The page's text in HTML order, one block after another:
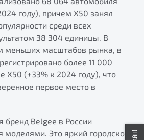
году), причем X50 занял
среди всех
38 304 единицы. В
меньших масштабов рынка, в
более 11 000
X50 (+33% к 2024 году), что
первое место в
бренд Belgee в России
моделями. Это яркий городской